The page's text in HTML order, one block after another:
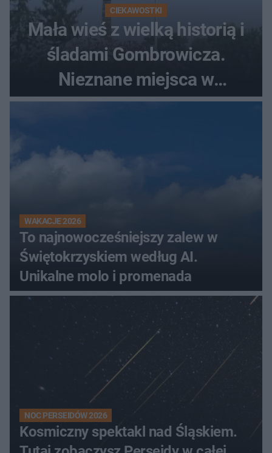
CIEKAWOSTKI
Mała wieś z wielką historią i
śladami Gombrowicza.
Nieznane miejsca w
Świętokrzyskiem
WAKACJE 2026
To najnowocześniejszy zalew w
Świętokrzyskiem według AI.
Unikalne molo i promenada
NOC PERSEIDÓW 2026
Kosmiczny spektakl nad Śląskiem.